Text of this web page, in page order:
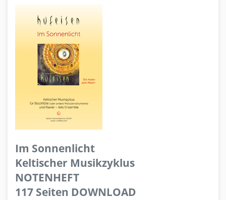
Im Sonnenlicht
Keltischer Musikzyklus
NOTENHEFT
117 Seiten DOWNLOAD